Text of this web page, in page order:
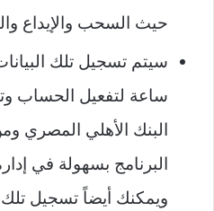
حيث السحب والإيداع
ساعة لتفعيل الحساب
البنك الأهلي المصري
البرنامج بسهولة في
ويمكنك أيضاً تسجيل تلك